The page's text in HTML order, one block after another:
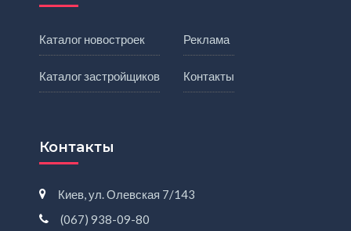
Каталог новостроек
Каталог застройщиков
Реклама
Контакты
Контакты
Киев, ул. Олевская 7/143
(067) 938-09-80